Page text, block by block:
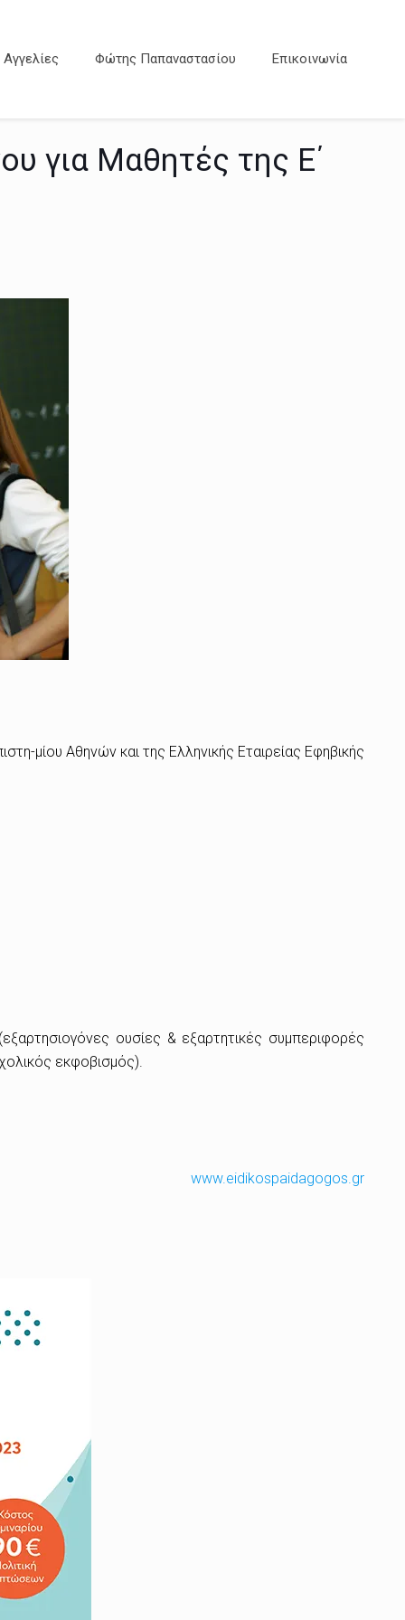
Αγγελίες Φώτης Παπαναστασίου Επικοινωνία
για Μαθητές της Ε΄
μίου Αθηνών και της Ελληνικής Εταιρείας Εφηβικής
ουσίες & εξαρτητικές συμπεριφορές
εκφοβισμός).
www.eidikospaidagogos.gr